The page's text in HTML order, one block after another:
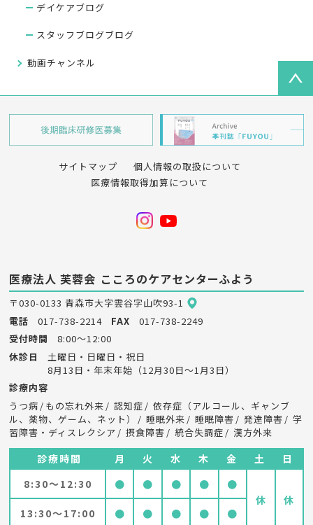
デイケアブログ
スタッフブログブログ
動画チャンネル
サイトマップ
個人情報の取扱について
医療情報取得加算について
医療法人 芙蓉会 こころのケアセンターふよう
〒030-0133 青森市大字雲谷字山吹93-1
電話
017-738-2214 FAX
017-738-2249
受付時間
8:00～12:00
休診日
土曜日・日曜日・祝日
8月13日・年末年始（12月30日～1月3日）
診療内容
うつ病
もの忘れ外来 認知症
依存症（アルコール、ギャンブ
ル、薬物、ゲーム、ネット）
睡眠外来 睡眠障害 発達障害
学
習障害・ディスレクシア
摂食障害 統合失調症 漢方外来
診療時間 月 火 水 木 金 土
日
8:30～12:30
● ● ● ●
●
休
休
13:30～17:00
● ● ● ● ●